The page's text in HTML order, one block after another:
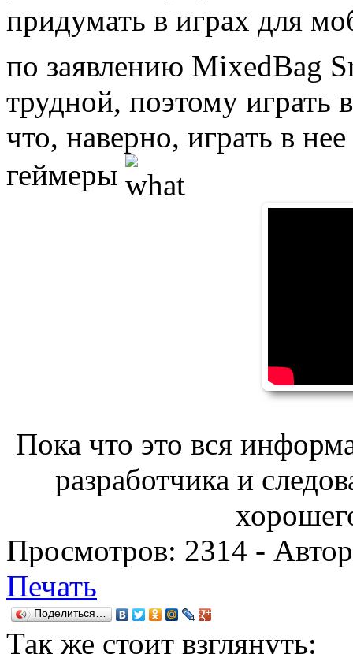
придумать в играх для
по заявлению MixedBag
трудной, поэтому играть
что, наверно, играть в
геймеры
Пока что это вся
разработчика и
Просмотров: 2314 -
Печать
Поделиться…
Так же стоит взглянуть: